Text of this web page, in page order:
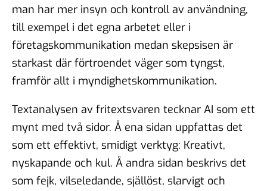
man har mer insyn och kontroll av användning,
till exempel i det egna arbetet eller i
företagskommunikation medan skepsisen är
starkast där förtroendet väger som tyngst,
framför allt i myndighetskommunikation.
Textanalysen av fritextsvaren tecknar AI som ett
mynt med två sidor. Å ena sidan uppfattas det
som ett effektivt, smidigt verktyg: Kreativt,
nyskapande och kul. Å andra sidan beskrivs det
som fejk, vilseledande, själlöst, slarvigt och